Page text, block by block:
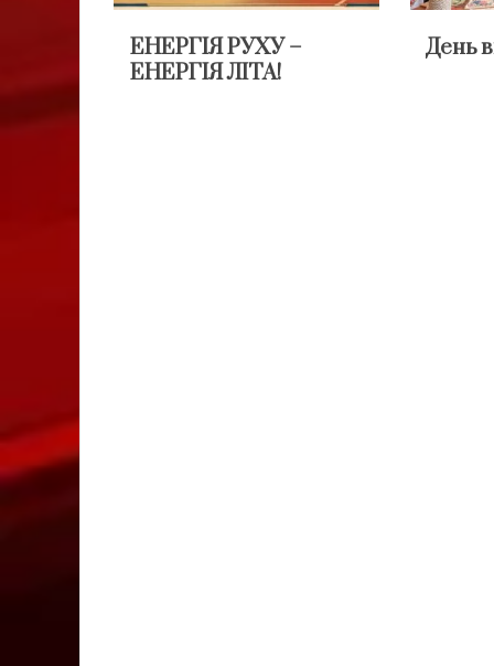
ЕНЕРГІЯ РУХУ –
ЕНЕРГІЯ ЛІТА!
День